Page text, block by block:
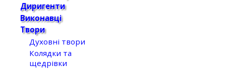
Диригенти
Виконавці
Твори
Духовні твори
Колядки та
щедрівки